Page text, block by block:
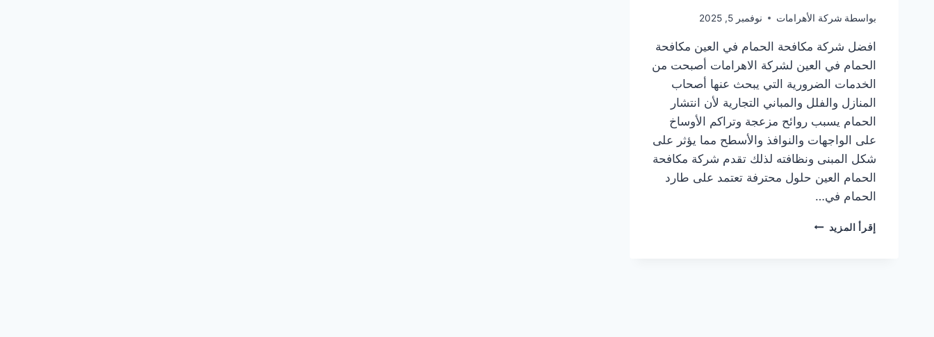
بواسطة شركة الأهرامات نوفمبر 5, 2025
افضل شركة مكافحة الحمام في العين مكافحة
الحمام في العين لشركة الاهرامات أصبحت من
الخدمات الضرورية التي يبحث عنها أصحاب
المنازل والفلل والمباني التجارية لأن انتشار
الحمام يسبب روائح مزعجة وتراكم الأوساخ
على الواجهات والنوافذ والأسطح مما يؤثر على
شكل المبنى ونظافته لذلك تقدم شركة مكافحة
الحمام العين حلول محترفة تعتمد على طارد
الحمام في…
إقرأ المزيد افضل